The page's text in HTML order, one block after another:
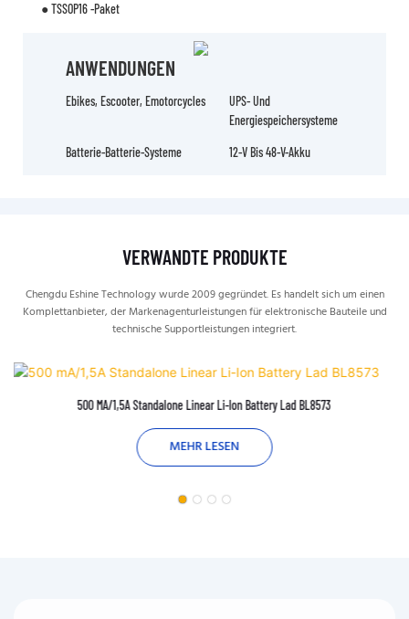
● TSSOP16 -Paket
ANWENDUNGEN
Ebikes, Escooter, Emotorcycles
UPS- Und
Energiespeichersysteme
Batterie-Batterie-Systeme 12-V Bis 48-V-Akku
VERWANDTE PRODUKTE
Chengdu Eshine Technology wurde 2009 gegründet. Es handelt sich um einen
Komplettanbieter, der Markenagenturleistungen für elektronische Bauteile und
technische Supportleistungen integriert.
500 MA/1,5A Standalone Linear Li-Ion Battery Lad BL8573
MEHR LESEN